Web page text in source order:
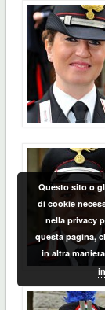
Questo sito o
di cookie
nella privacy
questa pagina,
in altra